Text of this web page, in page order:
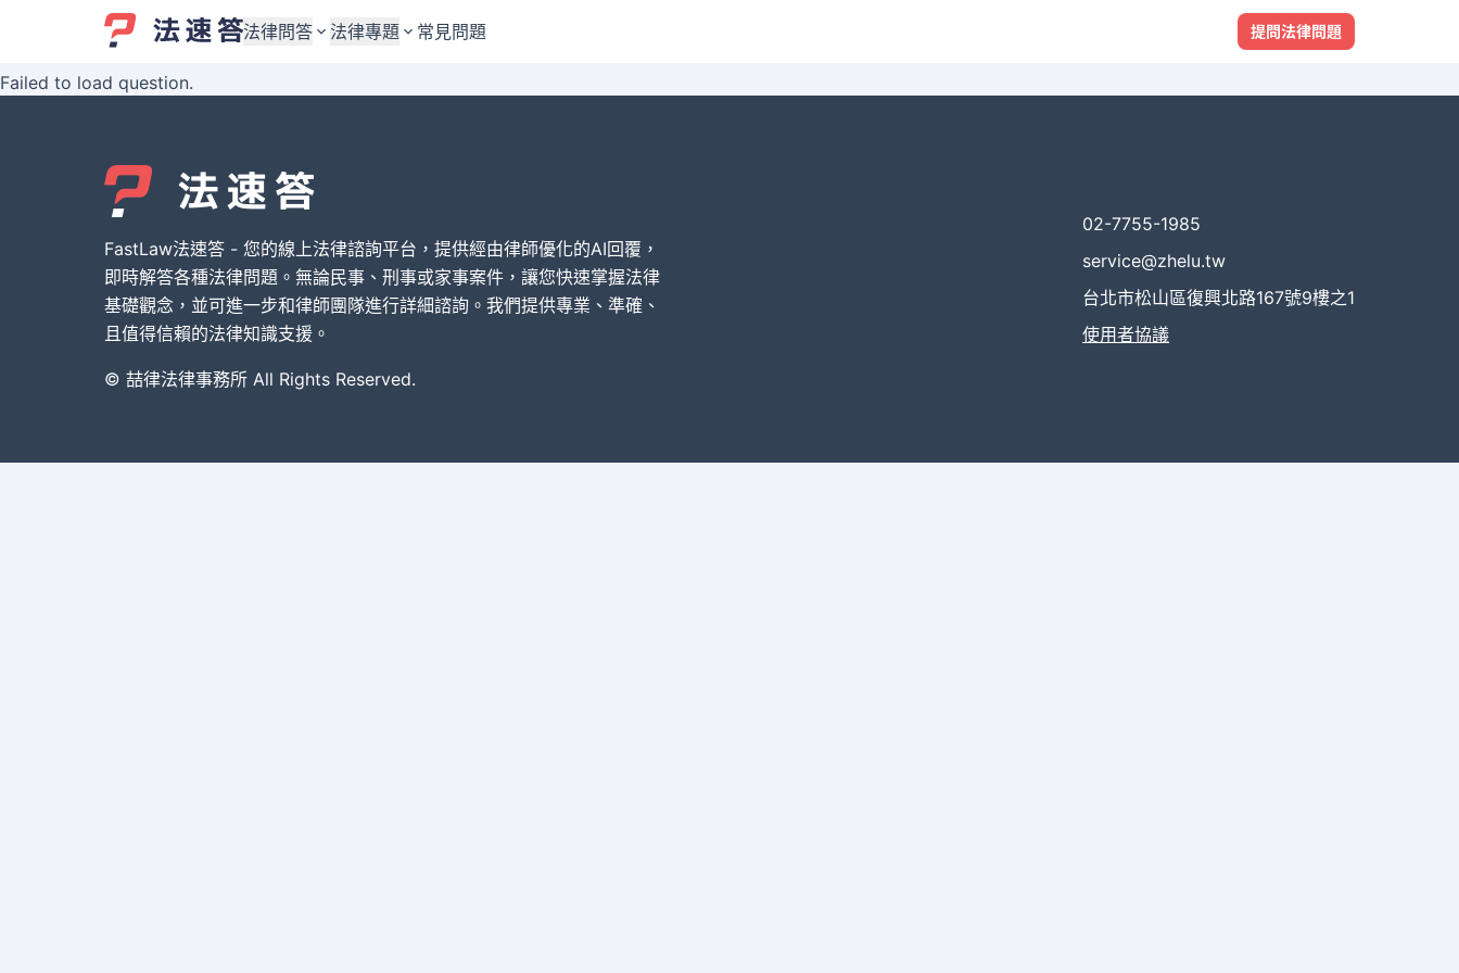
法律問答
婚姻與監護權
債務與債權
刑事犯罪案件
其他案件類型
法律專題
婚姻與監護權
債務與債權
刑事犯罪案件
其他案件類型
常見問題 提問法律問題
Failed to load question.
FastLaw法速答 - 您的線上法律諮詢平台，提供經由律師優化的AI回覆，
即時解答各種法律問題。無論民事、刑事或家事案件，讓您快速掌握法律
基礎觀念，並可進一步和律師團隊進行詳細諮詢。我們提供專業、準確、
且值得信賴的法律知識支援。
© 喆律法律事務所 All Rights Reserved.
02-7755-1985
service@zhelu.tw
台北市松山區復興北路167號9樓之1
使用者協議